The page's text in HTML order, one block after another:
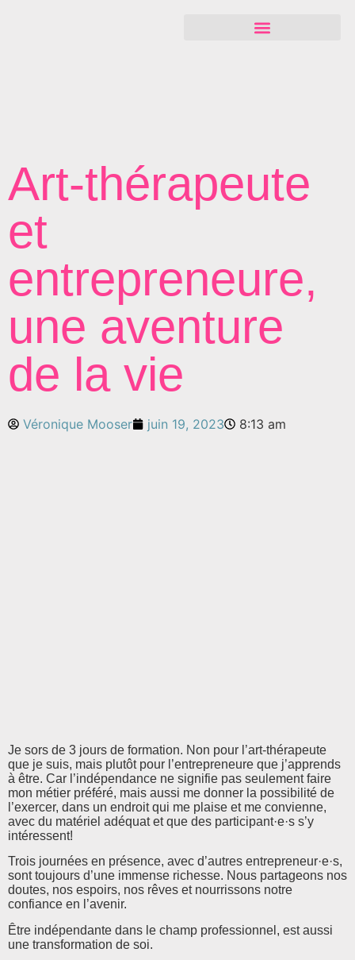
Art-thérapeute
et
entrepreneure,
une aventure
de la vie
Véronique Mooser juin 19, 2023 8:13 am
Je sors de 3 jours de formation. Non pour l’art-thérapeute
que je suis, mais plutôt pour l’entrepreneure que j’apprends
à être. Car l’indépendance ne signifie pas seulement faire
mon métier préféré, mais aussi me donner la possibilité de
l’exercer, dans un endroit qui me plaise et me convienne,
avec du matériel adéquat et que des participant·e·s s’y
intéressent!
Trois journées en présence, avec d’autres entrepreneur·e·s,
sont toujours d’une immense richesse. Nous partageons nos
doutes, nos espoirs, nos rêves et nourrissons notre
confiance en l’avenir.
Être indépendante dans le champ professionnel, est aussi
une transformation de soi.